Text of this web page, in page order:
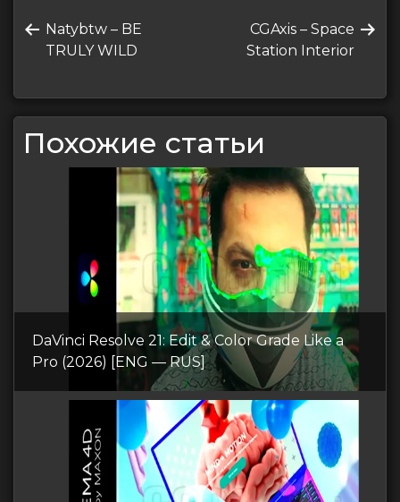
поПредыдущая
запись
Natybtw – BE
TRULY WILD
Следующая
запись
CGAxis – Space
Station Interior
Похожие статьи
DaVinci Resolve 21: Edit & Color Grade Like a
Pro (2026) [ENG — RUS]